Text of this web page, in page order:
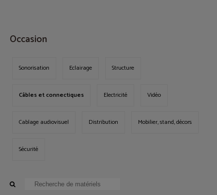
Occasion
Sonorisation Eclairage Structure
Câbles et connectiques Electricité Vidéo
Cablage audiovisuel Distribution Mobilier, stand, décors
Sécurité